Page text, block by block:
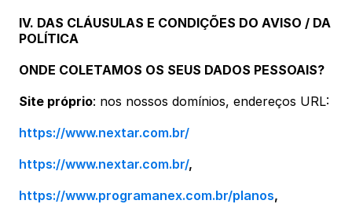
IV. DAS CLÁUSULAS E CONDIÇÕES DO AVISO / DA
POLÍTICA
ONDE COLETAMOS OS SEUS DADOS PESSOAIS?
Site próprio: nos nossos domínios, endereços URL:
https://www.nextar.com.br/
https://www.nextar.com.br/,
https://www.programanex.com.br/planos,